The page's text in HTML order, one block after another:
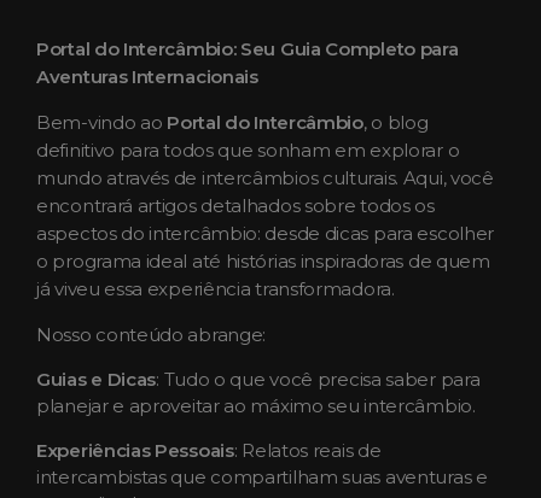
Portal do Intercâmbio: Seu Guia Completo para
Aventuras Internacionais
Bem-vindo ao Portal do Intercâmbio, o blog
definitivo para todos que sonham em explorar o
mundo através de intercâmbios culturais. Aqui, você
encontrará artigos detalhados sobre todos os
aspectos do intercâmbio: desde dicas para escolher
o programa ideal até histórias inspiradoras de quem
já viveu essa experiência transformadora.
Nosso conteúdo abrange:
Guias e Dicas: Tudo o que você precisa saber para
planejar e aproveitar ao máximo seu intercâmbio.
Experiências Pessoais: Relatos reais de
intercambistas que compartilham suas aventuras e